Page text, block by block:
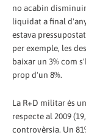
no acabin
liquidat a final
estava
per exemple, les
baixar un 3% com
prop d'un 8%.
La R+D militar és
respecte al 2009
controvèrsia. Un